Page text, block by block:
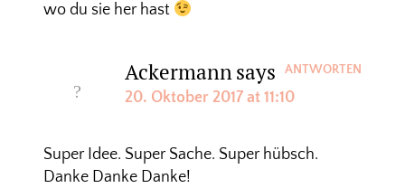
wo du sie her hast
Ackermannsays
20. Oktober 2017 at 11:10
Super Idee. Super Sache. Super hübsch.
Danke Danke Danke!
ANTWORTEN